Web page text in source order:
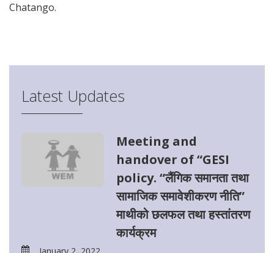
Chatango.
Latest Updates
Meeting and
handover of “GESI
policy. “लैंगिक समानता तथा
सामाजिक समावेशीकरण नीति”
माथीको छलफल तथा हस्तांतरण
कार्यक्रम